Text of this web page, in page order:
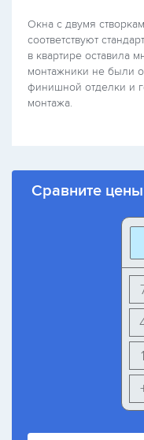
Окна с двумя
соответствуют
в квартире оставила
монтажники не были
финишной отделки и
монтажа.
Сравните
1